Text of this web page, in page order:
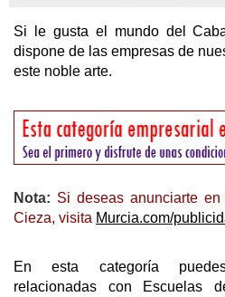
Si le gusta el mundo del
dispone de las empresas de
este noble arte.
Nota: Si deseas anunciarte
Cieza, visita Murcia.com/
En esta categoría
relacionadas con Escuelas